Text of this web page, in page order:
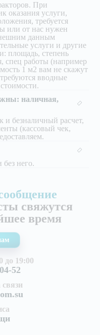
При
оказания услуги,
требуется
или от нас нужен
данным
услуги и другие
площадь, степень
спец работы (например
1 м2 вам не скажут
вводные
наличная,
и безналичный расчет,
(кассовый чек,
него.
свяжутся
время
до 19:00
52